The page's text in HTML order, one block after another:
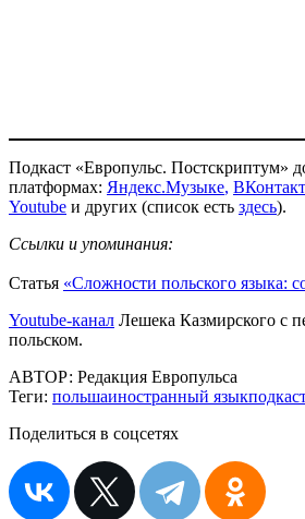
Подкаст «Европульс. Постскриптум»
платформах: Яндекс.Музыке,
Youtube и других (список есть здесь).
Ссылки и упоминания:
Статья «Сложности польского языка:
Youtube-канал Лешека Казмирского c
польском.
АВТОР: Редакция Европульса
Теги: польшаиностранный язык
Поделиться в соцсетях